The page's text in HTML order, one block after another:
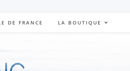
DE FRANCE LA BOUTIQUE